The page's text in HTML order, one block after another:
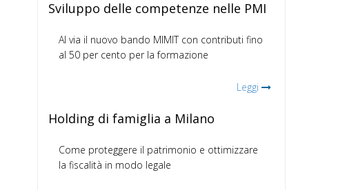
Sviluppo delle competenze nelle PMI
Al via il nuovo bando MIMIT con contributi fino
al 50 per cento per la formazione
Leggi
Holding di famiglia a Milano
Come proteggere il patrimonio e ottimizzare
la fiscalità in modo legale